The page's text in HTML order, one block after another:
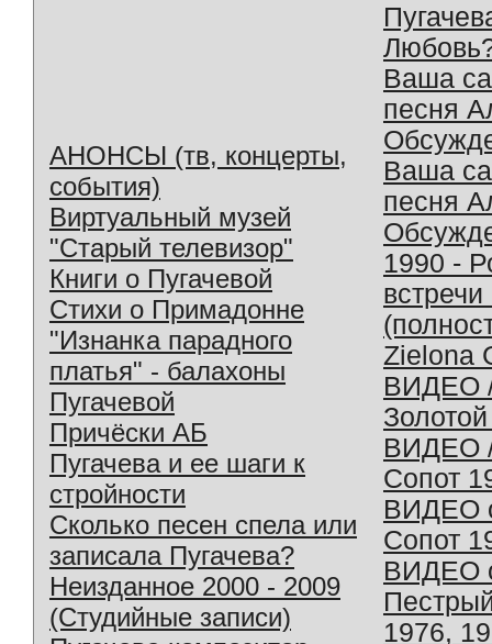
АНОНСЫ (тв, концерты,
события)
Виртуальный музей
"Старый телевизор"
Книги о Пугачевой
Стихи о Примадонне
"Изнанка парадного
платья" - балахоны
Пугачевой
Причёски АБ
Пугачева и ее шаги к
стройности
Сколько песен спела или
записала Пугачева?
Неизданное 2000 - 2009
(Студийные записи)
Ваша
песня
Ваша
песня
1990 -
Zielona
ВИДЕО
ВИДЕО
Сопот
ВИДЕО
Сопот
ВИДЕО
1976,